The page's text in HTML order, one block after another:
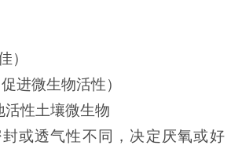
）
进微生物活性）
活性土壤微生物
或透气性不同，决定厌氧或好